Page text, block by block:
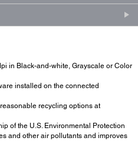
in Black-and-white, Grayscale or Color
installed on the connected
recycling options at
of the U.S. Environmental Protection
and other air pollutants and improves